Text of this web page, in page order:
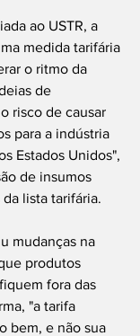
ao USTR, a
medida tarifária
o ritmo da
de
risco de causar
para a indústria
Estados Unidos",
de insumos
lista tarifária.
mudanças na
produtos
fora das
"a tarifa
bem, e não sua